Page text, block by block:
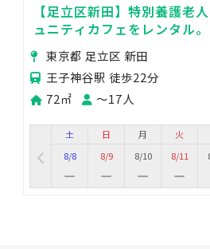
【足立区新田】特別養護老
ュニティカフェをレンタル
明るく広々としたスペースで
東京都 足立区 新田
王子神谷駅 徒歩22分
72㎡
〜17人
土
8/8
日
8/9
月
8/10
火
8/11